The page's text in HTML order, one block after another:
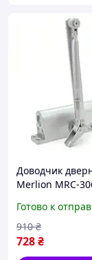
Доводчик
Merlion MRC-
серебро buzyna
Готово к
728₴
910 ₴